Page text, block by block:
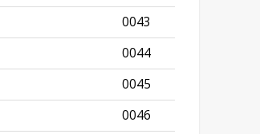
0043
0044
0045
0046